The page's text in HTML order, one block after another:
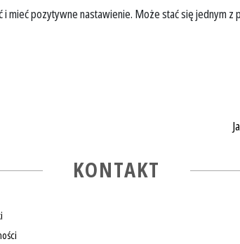
pozytywne nastawienie. Może stać się jednym z
KONTAKT